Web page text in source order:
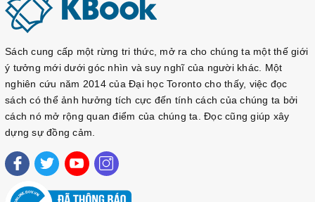
Sách cung cấp một rừng tri thức, mở ra cho chúng ta một thế giới
ý tưởng mới dưới góc nhìn và suy nghĩ của người khác. Một
nghiên cứu năm 2014 của Đại học Toronto cho thấy, việc đọc
sách có thể ảnh hưởng tích cực đến tính cách của chúng ta bởi
cách nó mở rộng quan điểm của chúng ta. Đọc cũng giúp xây
dựng sự đồng cảm.